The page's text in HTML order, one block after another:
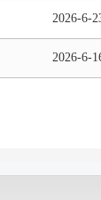
2026-6-
2026-6-